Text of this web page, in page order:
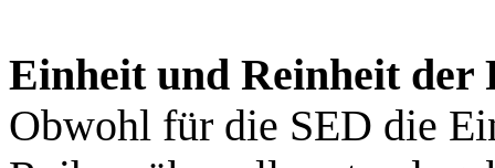
Einheit und Reinheit der
Obwohl für die SED die